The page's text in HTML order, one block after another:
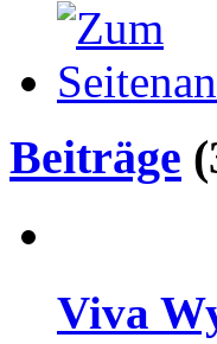
Beiträge
Viva